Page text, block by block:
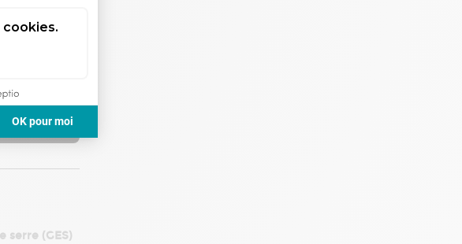
cookies.
OK pour moi
vos Options
serre (GES)